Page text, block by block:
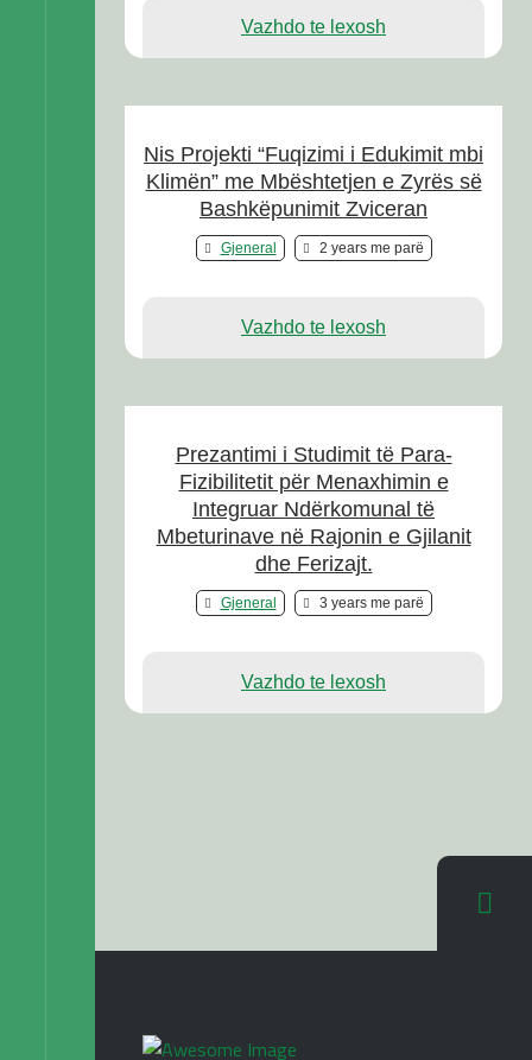
Vazhdo te lexosh
Nis Projekti “Fuqizimi i Edukimit mbi
Klimën” me Mbështetjen e Zyrës së
Bashkëpunimit Zviceran
Gjeneral 2 years me parë
Vazhdo te lexosh
Prezantimi i Studimit të Para-
Fizibilitetit për Menaxhimin e
Integruar Ndërkomunal të
Mbeturinave në Rajonin e Gjilanit
dhe Ferizajt.
Gjeneral 3 years me parë
Vazhdo te lexosh